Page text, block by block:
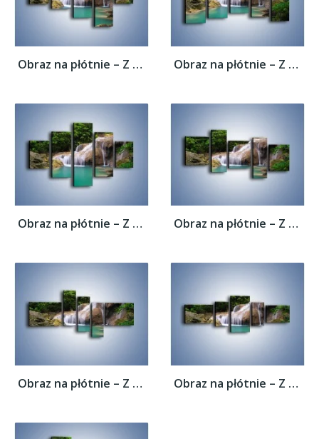
Obraz na płótnie – Z rybą w stronę... Obraz na płótnie – Z rybą w stronę...
Obraz na płótnie – Z rybą w stronę... Obraz na płótnie – Z rybą w stronę...
Obraz na płótnie – Z rybą w stronę... Obraz na płótnie – Z rybą w stronę...